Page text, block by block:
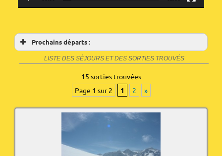
Prochains départs :
LISTE DES SÉJOURS ET DES SORTIES TROUVÉS
15 sorties trouvées
Page 1 sur 2
1 2 »